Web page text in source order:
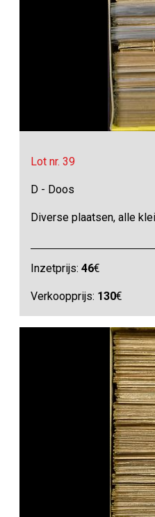
Lot nr. 39
D - Doos
Diverse plaatsen, alle
Inzetprijs:46€
Verkoopprijs: 130€